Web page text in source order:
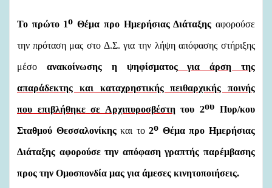
Το πρώτο 1ο Θέμα προ Ημερήσιας Διάταξηςαφορούσε
την πρόταση μας στο Δ.Σ. για την λήψη απόφασης στήριξης
μέσο ανακοίνωσης η ψηφίσματος για άρση της
απαράδεκτης και καταχρηστικής πειθαρχικής ποινής
που επιβλήθηκε σε Αρχιπυροσβέστητου 2ου Πυρ/κου
Σταθμού Θεσσαλονίκηςκαι το2ο Θέμα προ Ημερήσιας
Διάταξης αφορούσε την απόφαση γραπτής παρέμβασης
προς την Ομοσπονδία μας για άμεσες κινητοποιήσεις.